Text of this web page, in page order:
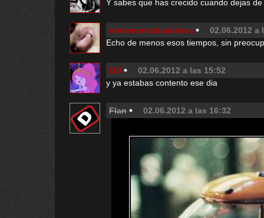
Y sabes que has crecido cuando dejas
nomecomaslacabeza
02.06.2012 a
Echo de menos esos tiempos, sin
f10
02.06.2012 a las 15:52
y ya estabas contento ese dia
Flan 02.06.2012 a las 16:32